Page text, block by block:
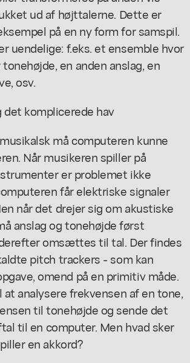
ud af højttalerne. Dette er
på en ny form for samspil.
uendelige: f.eks. et ensemble hvor
en anden anslag, en
osv.
det komplicerede hav
må computeren kunne
Når musikeren spiller på
er problemet ikke
får elektriske signaler
når det drejer sig om akustiske
anslag og tonehøjde først
omsættes til tal. Der findes
pitch trackers - som kan
omend på en primitiv måde.
at analysere frekvensen af en tone,
til tonehøjde og sende det
til en computer. Men hvad sker
en akkord?